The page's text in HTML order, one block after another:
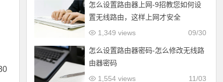
怎么设置路由器上网-9招教您如何设
置无线路由，这样上网才安全
09/30
1,349 views
怎么设置路由器密码-怎么修改无线路
由器密码
11/03
1,554 views